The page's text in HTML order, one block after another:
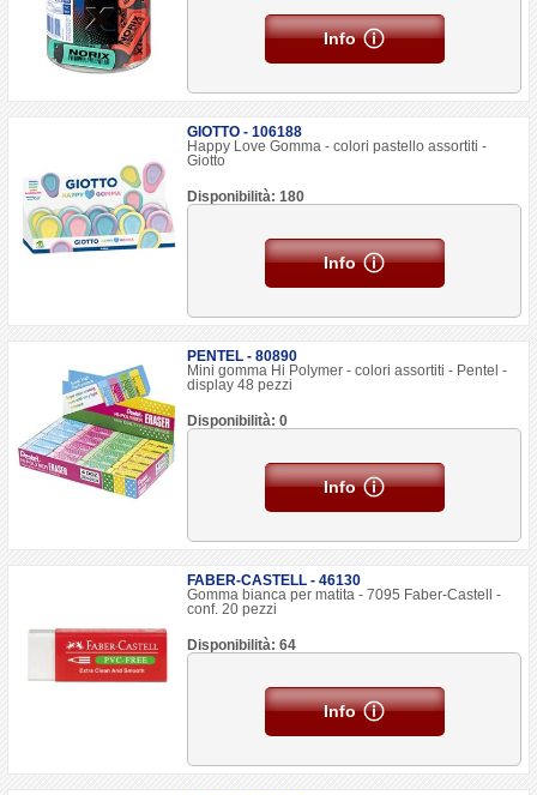
Info
GIOTTO - 106188
Happy Love Gomma - colori pastello assortiti -
Giotto
Disponibilità: 180
Info
PENTEL - 80890
Mini gomma Hi Polymer - colori assortiti - Pentel -
display 48 pezzi
Disponibilità: 0
Info
FABER-CASTELL - 46130
Gomma bianca per matita - 7095 Faber-Castell -
conf. 20 pezzi
Disponibilità: 64
Info